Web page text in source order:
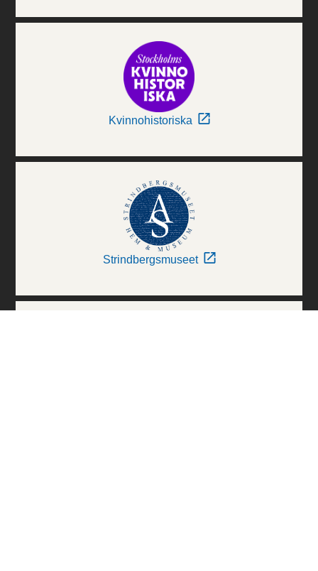
Kvinnohistoriska
Strindbergsmuseet